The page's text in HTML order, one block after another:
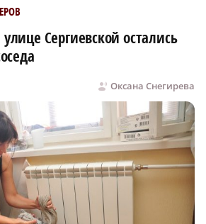
Сергиевской остались
Оксана Снегирева